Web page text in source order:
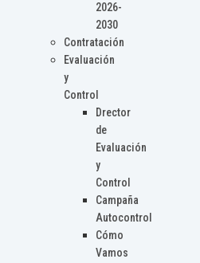
2026-
2030
Contratación
Evaluación
y
Control
Drector
de
Evaluación
y
Control
Campaña
Autocontrol
Cómo
Vamos